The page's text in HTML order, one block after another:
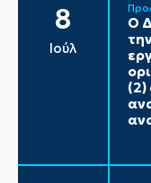
8
Ιούλ
Ο
(2)